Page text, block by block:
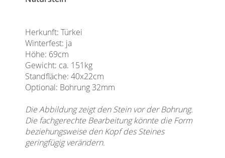
Herkunft: Türkei
Winterfest: ja
Höhe: 69cm
Gewicht: ca. 151kg
Standfläche: 40x22cm
Optional: Bohrung 32mm
Die Abbildung zeigt den Stein vor der Bohrung.
Die fachgerechte Bearbeitung könnte die Form
beziehungsweise den Kopf des Steines
geringfügig verändern.